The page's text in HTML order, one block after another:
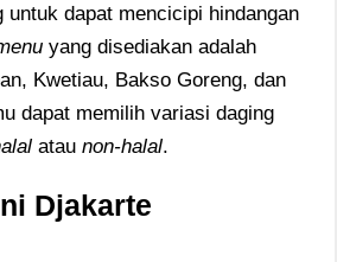
untuk dapat mencicipi hindangan
yang disediakan adalah
Kwetiau, Bakso Goreng, dan
dapat memilih variasi daging
atau non-halal.
Djakarte